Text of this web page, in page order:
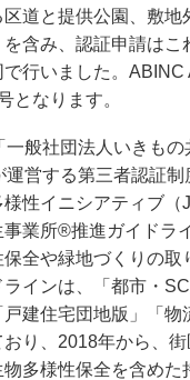
道と提供公園、敷地
を含み、認証申請は
行いました。
となります。
般社団法人いきもの
営する第三者認証制
性イニシアティブ（
業所®推進ガイドラ
全や緑地づくりの取
インは、「都市・SC
戸建住宅団地版」「物
り、2018年から、
多様性保全を含めた